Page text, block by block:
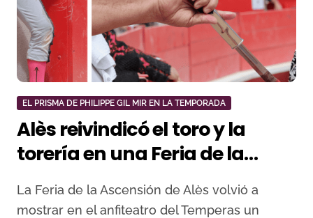
EL PRISMA DE PHILIPPE GIL MIR EN LA TEMPORADA
Alès reivindicó el toro y la
torería en una Feria de la
Ascensión con identidad
propia
La Feria de la Ascensión de Alès volvió a
mostrar en el anfiteatro del Temperas un